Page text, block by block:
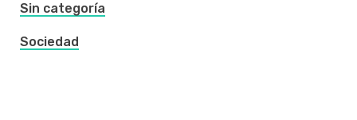
Sin categoría
Sociedad